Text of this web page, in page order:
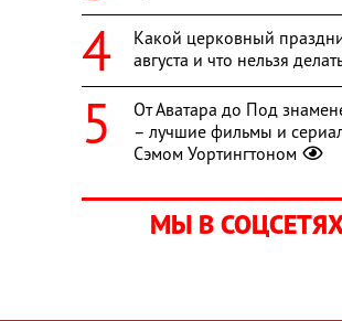
Какой церковный
августа и что нельзя
От Аватара до Под
– лучшие фильмы и
Сэмом Уортингтоном
МЫ В